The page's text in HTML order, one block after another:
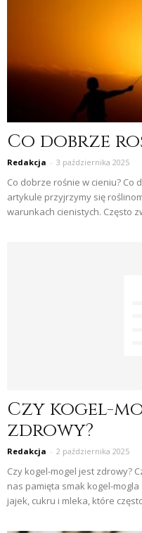
Co dobrze
Redakcja - 3 października 2025
Co dobrze rośnie w cieniu? Co
artykule przyjrzymy się
warunkach cienistych. Często
Czy kogel-
zdrowy?
Redakcja - 2 października 2025
Czy kogel-mogel jest zdrowy?
nas pamięta smak kogel-
jajek, cukru i mleka, które